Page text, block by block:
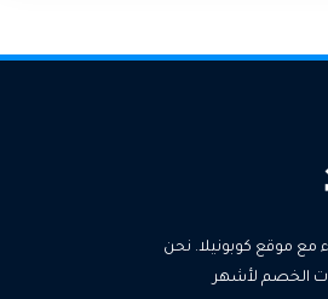
مع موقع كوبونيلا. نحن
الخصم لأشهر